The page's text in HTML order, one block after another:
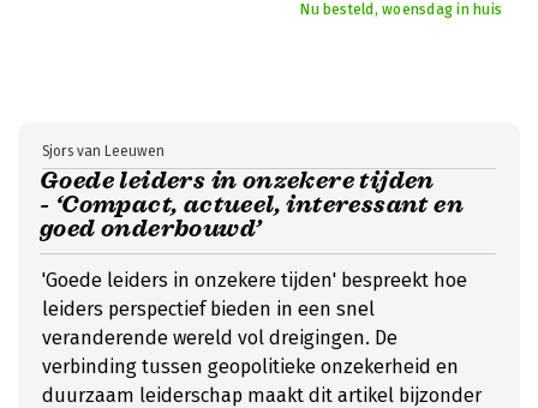
Nu besteld, woensdag in huis
Goede leiders in onzekere tijden
- ‘Compact, actueel, interessant en
goed onderbouwd’
Sjors van Leeuwen
'Goede leiders in onzekere tijden' bespreekt hoe
leiders perspectief bieden in een snel
veranderende wereld vol dreigingen. De
verbinding tussen geopolitieke onzekerheid en
duurzaam leiderschap maakt dit artikel bijzonder